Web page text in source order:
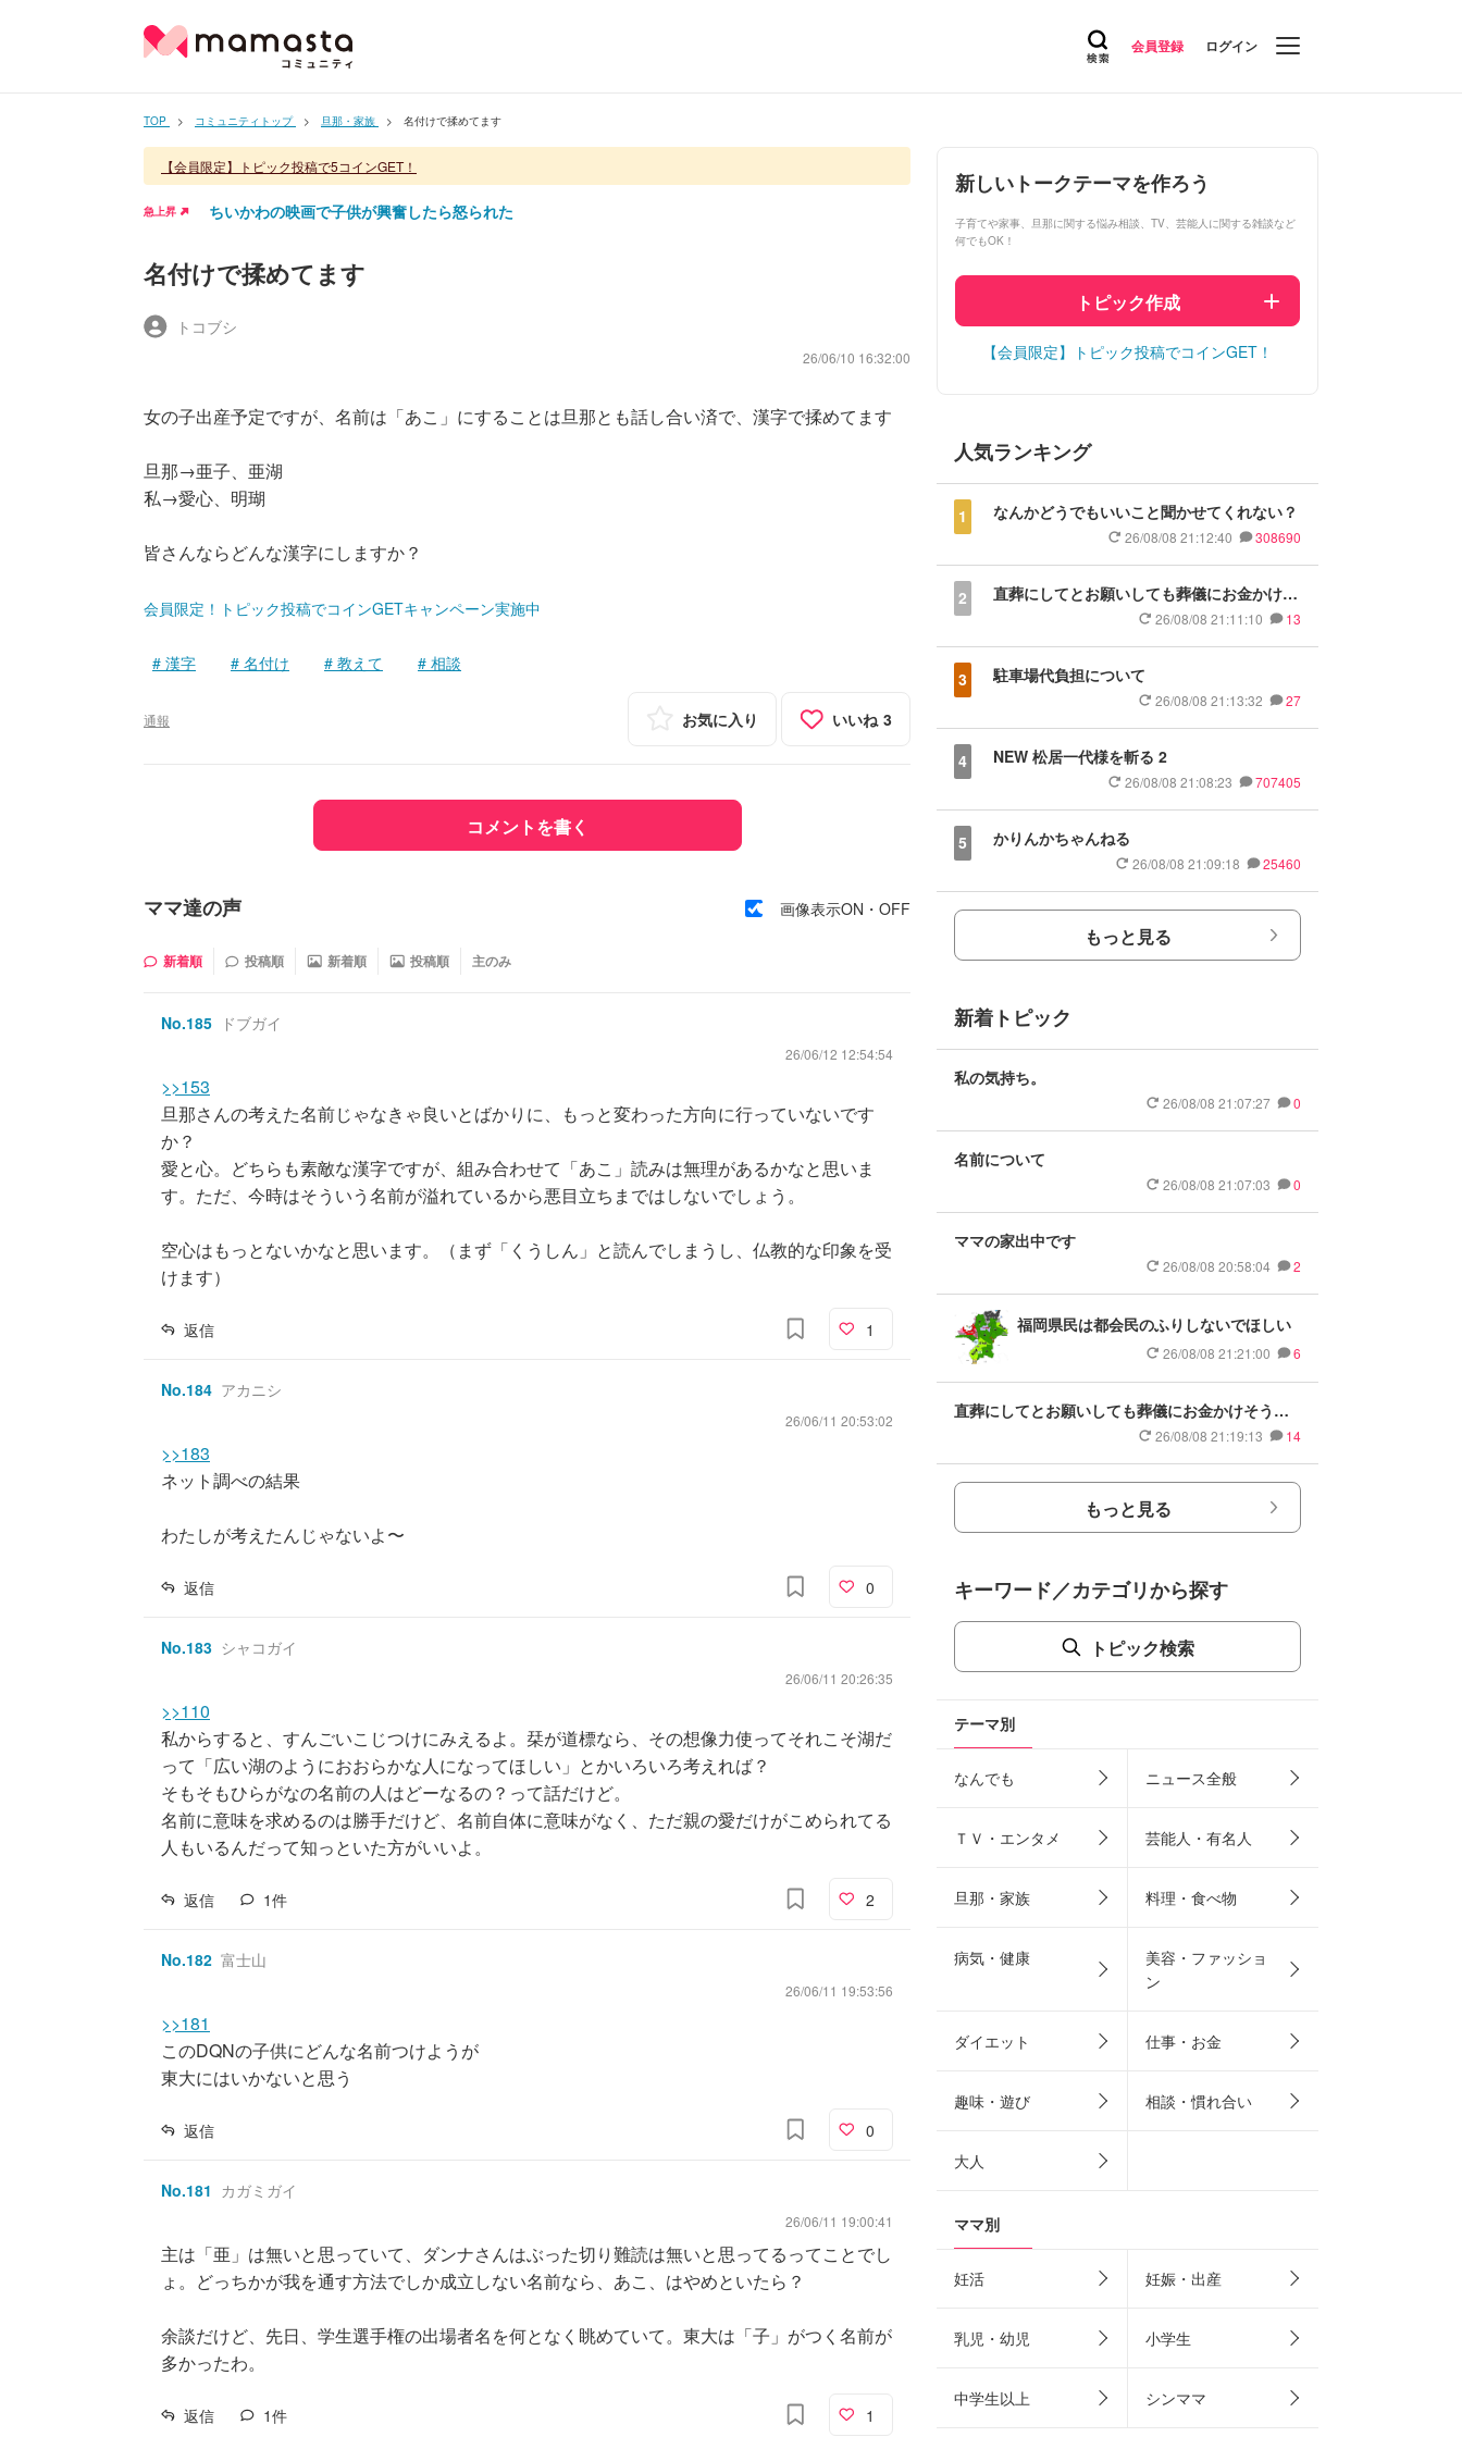
会員登録 ログイン
TOP コミュニティトップ 旦那・家族 名付けで揉めてます
【会員限定】トピック投稿で5コインGET！
急上昇 ちいかわの映画で子供が興奮したら怒られた
名付けで揉めてます
トコブシ
26/06/10 16:32:00
女の子出産予定ですが、名前は「あこ」にすることは旦那とも話し合い済で、漢字で揉めてます
旦那→亜子、亜湖
私→愛心、明瑚
皆さんならどんな漢字にしますか？
会員限定！トピック投稿でコインGETキャンペーン実施中
漢字 名付け 教えて 相談
通報 お気に入り いいね 3
コメントを書く
ママ達の声 画像表示ON・OFF
新着順 投稿順 新着順 投稿順 主のみ
No.185 ドブガイ
26/06/12 12:54:54
>>153
旦那さんの考えた名前じゃなきゃ良いとばかりに、もっと変わった方向に行っていないです
か？
愛と心。どちらも素敵な漢字ですが、組み合わせて「あこ」読みは無理があるかなと思いま
す。ただ、今時はそういう名前が溢れているから悪目立ちまではしないでしょう。
空心はもっとないかなと思います。（まず「くうしん」と読んでしまうし、仏教的な印象を受
けます）
返信 1
No.184 アカニシ
26/06/11 20:53:02
>>183
ネット調べの結果
わたしが考えたんじゃないよ〜
返信 0
No.183 シャコガイ
26/06/11 20:26:35
>>110
私からすると、すんごいこじつけにみえるよ。栞が道標なら、その想像力使ってそれこそ湖だ
って「広い湖のようにおおらかな人になってほしい」とかいろいろ考えれば？
そもそもひらがなの名前の人はどーなるの？って話だけど。
名前に意味を求めるのは勝手だけど、名前自体に意味がなく、ただ親の愛だけがこめられてる
人もいるんだって知っといた方がいいよ。
返信 1件 2
No.182 富士山
26/06/11 19:53:56
>>181
このDQNの子供にどんな名前つけようが
東大にはいかないと思う
返信 0
No.181 カガミガイ
26/06/11 19:00:41
主は「亜」は無いと思っていて、ダンナさんはぶった切り難読は無いと思ってるってことでし
ょ。どっちかが我を通す方法でしか成立しない名前なら、あこ、はやめといたら？
余談だけど、先日、学生選手権の出場者名を何となく眺めていて。東大は「子」がつく名前が
多かったわ。
返信 1件 1
新しいトークテーマを作ろう
子育てや家事、旦那に関する悩み相談、TV、芸能人に関する雑談など
何でもOK！
トピック作成
【会員限定】トピック投稿でコインGET！
人気ランキング
1 なんかどうでもいいこと聞かせてくれない？
26/08/08 21:12:40 308690
2
直葬にしてとお願いしても葬儀にお金かけそ
26/08/08 21:11:10 13
3 駐車場代負担について
26/08/08 21:13:32 27
4 NEW 松居一代様を斬る 2
26/08/08 21:08:23 707405
5 かりんかちゃんねる
26/08/08 21:09:18 25460
もっと見る
新着トピック
私の気持ち。
26/08/08 21:07:27 0
名前について
26/08/08 21:07:03 0
ママの家出中です
26/08/08 20:58:04 2
福岡県民は都会民のふりしないでほしい
26/08/08 21:21:00 6
直葬にしてとお願いしても葬儀にお金かけそうな
26/08/08 21:19:13 14
もっと見る
キーワード／カテゴリから探す
トピック検索
テーマ別
なんでも ニュース全般
ＴＶ・エンタメ 芸能人・有名人
旦那・家族 料理・食べ物
病気・健康
美容・ファッショ
ン
ダイエット 仕事・お金
趣味・遊び 相談・慣れ合い
大人
ママ別
妊活 妊娠・出産
乳児・幼児 小学生
中学生以上 シンママ